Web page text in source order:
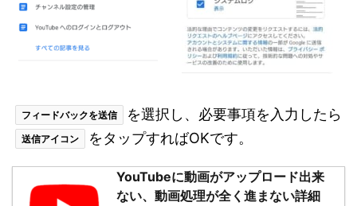
フィードバックを送信 を選択し、必要事項を入力したら
送信アイコン をタップすればOKです。
YouTubeに動画がアップロード出来
ない、動画処理が全く進まない詳細